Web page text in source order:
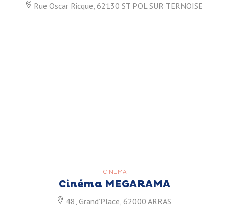
Rue Oscar Ricque, 62130 ST POL SUR TERNOISE
CINEMA
Cinéma MEGARAMA
48, Grand’Place, 62000 ARRAS